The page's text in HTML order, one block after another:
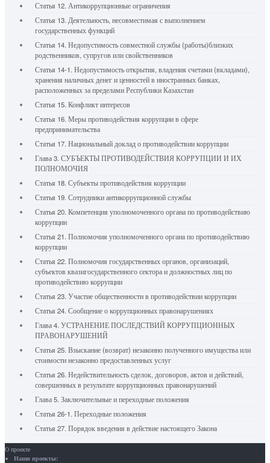
Статья 12. Антикоррупционные ограничения
Статья 13. Деятельность, несовместимая с выполнением
государственных функций
Статья 14. Недопустимость совместной службы (работы)близких
родственников, супругов или свойственников
Статья 14-1. Недопустимость открытия, владения счетами (вкладами),
хранения наличных денег и ценностей в иностранных банках,
расположенных за пределами Республики Казахстан
Статья 15. Конфликт интересов
Статья 16. Меры противодействия коррупции в сфере
предпринимательства
Статья 17. Национальный доклад о противодействии коррупции
Глава 3. СУБЪЕКТЫ ПРОТИВОДЕЙСТВИЯ КОРРУПЦИИ И ИХ
ПОЛНОМОЧИЯ
Статья 18. Субъекты противодействия коррупции
Статья 19. Сотрудники антикоррупционной службы
Статья 20. Компетенция уполномоченного органа по противодействию
коррупции
Статья 21. Полномочия уполномоченного органа по противодействию
коррупции
Статья 22. Полномочия государственных органов, организаций,
субъектов квазигосударственного сектора и должностных лиц по
противодействию коррупции
Статья 23. Участие общественности в противодействии коррупции
Статья 24. Сообщение о коррупционных правонарушениях
Глава 4. УСТРАНЕНИЕ ПОСЛЕДСТВИЙ КОРРУПЦИОННЫХ
ПРАВОНАРУШЕНИЙ
Статья 25. Взыскание (возврат) незаконно полученного имущества или
стоимости незаконно предоставленных услуг
Статья 26. Недействительность сделок, договоров, актов и действий,
совершенных в результате коррупционных правонарушений
Глава 5. Заключительные и переходные положения
Статья 26-1. Переходные положения
Статья 27. Порядок введения в действие настоящего Закона
О проекте
Наши проекты: